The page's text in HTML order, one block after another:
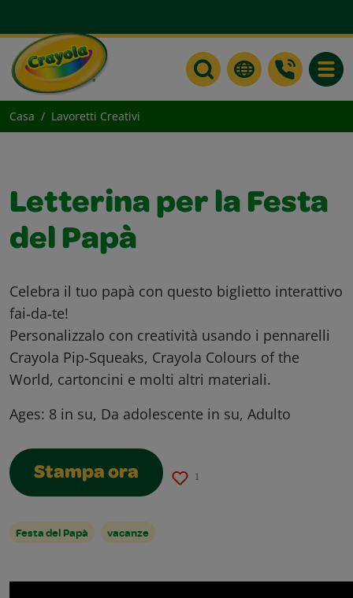
Casa Lavoretti Creativi
Letterina per la Festa
del Papà
Celebra il tuo papà con questo biglietto interattivo
fai‑da‑te!
Personalizzalo con creatività usando i pennarelli
Crayola Pip‑Squeaks, Crayola Colours of the
World, cartoncini e molti altri materiali.
Ages: 8 in su, Da adolescente in su, Adulto
Stampa ora 1
Festa del Papà vacanze